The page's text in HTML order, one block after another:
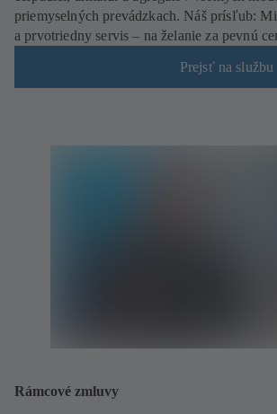
priemyselných prevádzkach. Náš prísľub:
a prvotriedny servis – na želanie za pevnú
Prejsť na službu
Rámcové zmluvy